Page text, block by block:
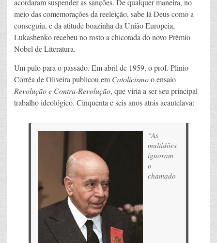
acordaram suspender as sanções. De qualquer maneira, no
meio das comemorações da reeleição, sabe lá Deus como a
conseguiu, e da atitude boazinha da União Europeia,
Lukashenko recebeu no rosto a chicotada do novo Prêmio
Nobel de Literatura.
Um pulo para o passado. Em abril de 1959, o prof. Plinio
Corrêa de Oliveira publicou em Catolicismoo ensaio
Revolução e Contra-Revolução, que viria a ser seu principal
trabalho ideológico. Cinquenta e seis anos atrás acautelava:
“As
multidões
ignoram
o
chamado